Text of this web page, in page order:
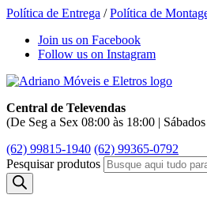
Política de Entrega /Política de
Join us on Facebook
Follow us on Instagram
Central de Televendas
(De Seg a Sex 08:00 às 18:00 |
(62) 99815-1940 (62) 99365-0792
Pesquisar produtos